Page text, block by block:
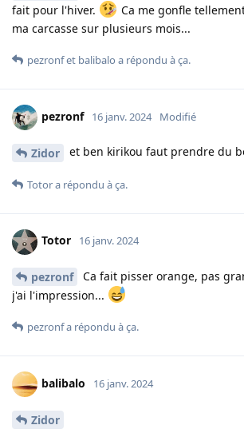
fait pour l'hiver.
Ca me gonfle
ma carcasse sur plusieurs mois...
pezronfet balibalo a répondu à ça.
pezronf 16 janv. 2024 Modifié
Zidor et ben kirikou faut prendre du
Totora répondu à ça.
Totor 16 janv. 2024
pezronf
Ca fait pisser orange, pas
j'ai l'impression...
pezronfa répondu à ça.
balibalo 16 janv. 2024
Zidor